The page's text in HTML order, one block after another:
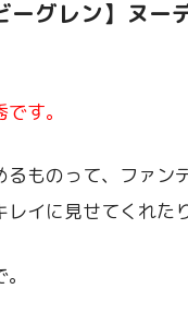
グレン】ヌー
す。
ものって、ファン
イに見せてくれた